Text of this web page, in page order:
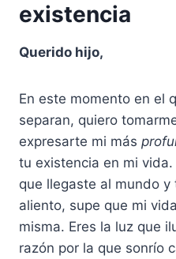
existencia
Querido hijo,
En este momento en el
separan, quiero
expresarte mi más
tu existencia en mi
que llegaste al mundo
aliento, supe que mi
misma. Eres la luz que
razón por la que sonrío